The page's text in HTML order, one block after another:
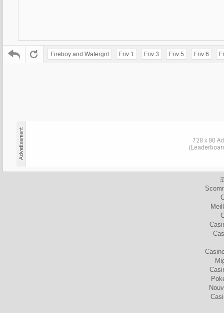
Fireboy and Watergirl Friv 1 Friv 3 Friv 5 Friv 6